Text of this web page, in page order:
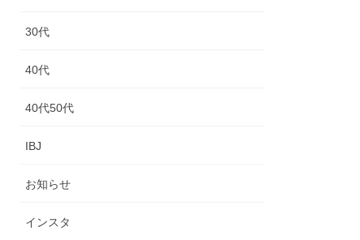
30代
40代
40代50代
IBJ
お知らせ
インスタ